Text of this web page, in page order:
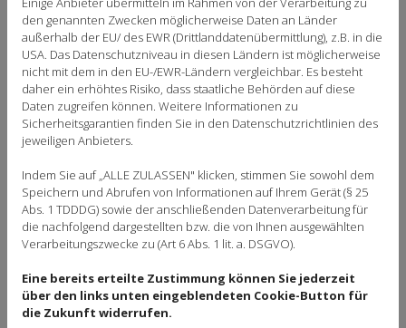
den genannten Zwecken möglicherweise Daten an Länder
außerhalb der EU/ des EWR (Drittlanddatenübermittlung), z.B. in die
USA. Das Datenschutzniveau in diesen Ländern ist möglicherweise
nicht mit dem in den EU-/EWR-Ländern vergleichbar. Es besteht
daher ein erhöhtes Risiko, dass staatliche Behörden auf diese
Daten zugreifen können. Weitere Informationen zu
Sicherheitsgarantien finden Sie in den Datenschutzrichtlinien des
jeweiligen Anbieters.
Indem Sie auf „ALLE ZULASSEN" klicken, stimmen Sie sowohl dem
Speichern und Abrufen von Informationen auf Ihrem Gerät (§ 25
Abs. 1 TDDDG) sowie der anschließenden Datenverarbeitung für
die nachfolgend dargestellten bzw. die von Ihnen ausgewählten
Verarbeitungszwecke zu (Art 6 Abs. 1 lit. a. DSGVO).
Eine bereits erteilte Zustimmung können Sie jederzeit
über den links unten eingeblendeten Cookie-Button für
die Zukunft widerrufen.